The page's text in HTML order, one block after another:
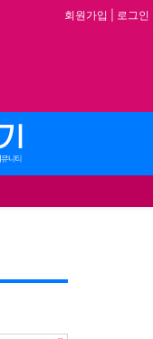
회원가입 로그인